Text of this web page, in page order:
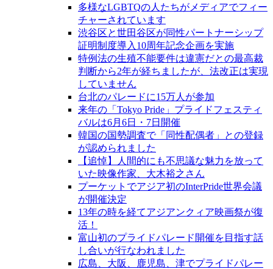
多様なLGBTQの人たちがメディアでフィー
チャーされています
渋谷区と世田谷区が同性パートナーシップ
証明制度導入10周年記念企画を実施
特例法の生殖不能要件は違憲だとの最高裁
判断から2年が経ちましたが、法改正は実現
していません
台北のパレードに15万人が参加
来年の「Tokyo Pride」プライドフェスティ
バルは6月6日・7日開催
韓国の国勢調査で「同性配偶者」との登録
が認められました
【追悼】人間的にも不思議な魅力を放って
いた映像作家、大木裕之さん
プーケットでアジア初のInterPride世界会議
が開催決定
13年の時を経てアジアンクィア映画祭が復
活！
富山初のプライドパレード開催を目指す話
し合いが行なわれました
広島、大阪、鹿児島、津でプライドパレー